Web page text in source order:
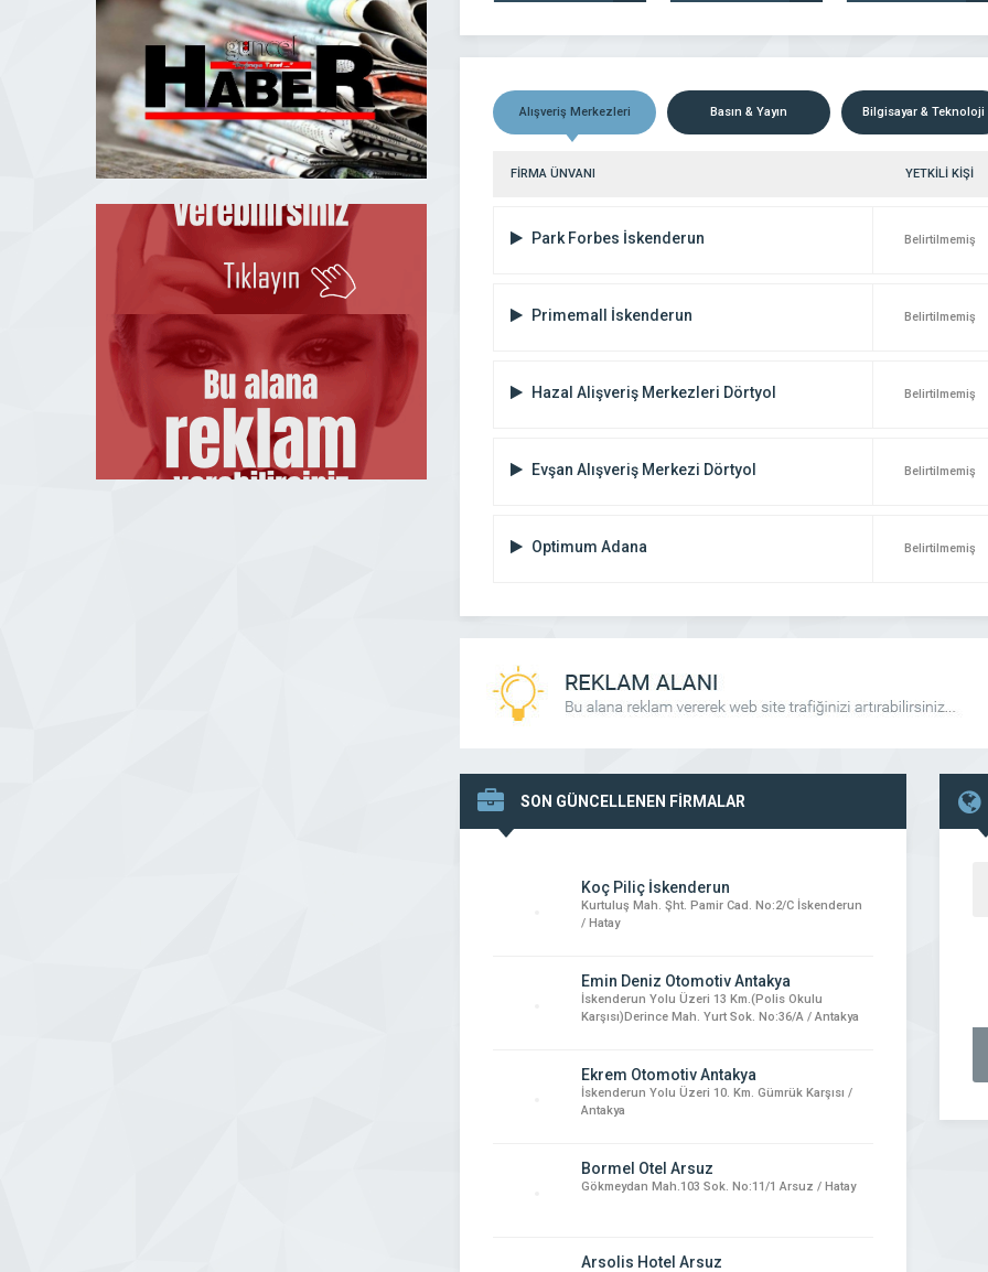
Alışveriş Merkezleri Basın & Yayın Bilgisayar & Teknoloji
FİRMA ÜNVANI YETKİLİ KİŞİ
Park Forbes İskenderun Belirtilmemiş
Primemall İskenderun Belirtilmemiş
Hazal Alişveriş Merkezleri Dörtyol Belirtilmemiş
Evşan Alışveriş Merkezi Dörtyol Belirtilmemiş
Optimum Adana Belirtilmemiş
SON GÜNCELLENEN FİRMALAR
Koç Piliç İskenderun
Kurtuluş Mah. Şht. Pamir Cad. No:2/C İskenderun
/ Hatay
Emin Deniz Otomotiv Antakya
İskenderun Yolu Üzeri 13 Km.(Polis Okulu
Karşısı)Derince Mah. Yurt Sok. No:36/A / Antakya
Ekrem Otomotiv Antakya
İskenderun Yolu Üzeri 10. Km. Gümrük Karşısı /
Antakya
Bormel Otel Arsuz
Gökmeydan Mah.103 Sok. No:11/1 Arsuz / Hatay
Arsolis Hotel Arsuz